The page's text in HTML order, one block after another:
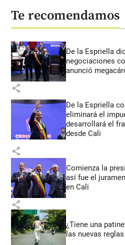
Te recomendamos
De la Espriella
negociaciones
anunció
share
De la Espriella
eliminará el
desarrollará el
desde Cali
share
Comienza la
así fue el
en Cali
share
¿Tiene una
las nuevas